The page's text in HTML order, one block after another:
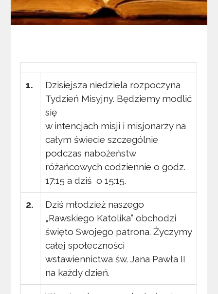
1.
Dzisiejsza niedziela rozpoczyna
Tydzień Misyjny. Będziemy modlić
się
w intencjach misji i misjonarzy na
całym świecie szczególnie
podczas nabożeństw
różańcowych codziennie o godz.
17:15 a dziś o 15:15.
2.
Dziś młodzież naszego
„Rawskiego Katolika” obchodzi
święto Swojego patrona. Życzymy
całej społeczności
wstawiennictwa św. Jana Pawła II
na każdy dzień.